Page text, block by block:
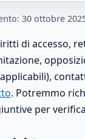
30 ottobre
di accesso,
. Potremmo
per